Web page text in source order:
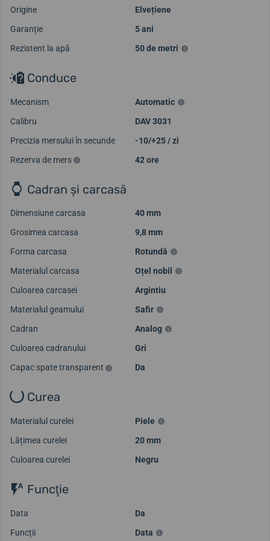
Origine
Elvețiene
Garanție
5 ani
Rezistent la apă
50 de metri
Conduce
Mecanism
Automatic
Calibru
DAV 3031
Precizia mersului în secunde
-10/+25 / zi
Rezerva de mers
42 ore
Cadran și carcasă
Dimensiune carcasa
40 mm
Grosimea carcasa
9,8 mm
Forma carcasa
Rotundă
Materialul carcasa
Oțel nobil
Culoarea carcasei
Argintiu
Materialul geamului
Safir
Cadran
Analog
Culoarea cadranului
Gri
Capac spate transparent
Da
Curea
Materialul curelei
Piele
Lățimea curelei
20 mm
Culoarea curelei
Negru
Funcţie
Data
Da
Funcții
Data